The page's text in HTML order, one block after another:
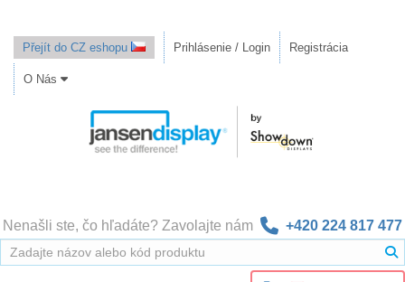
Přejít do CZ eshopu Prihlásenie / Login Registrácia
O Nás
Nenašli ste, čo hľadáte? Zavolajte nám +420 224 817 477